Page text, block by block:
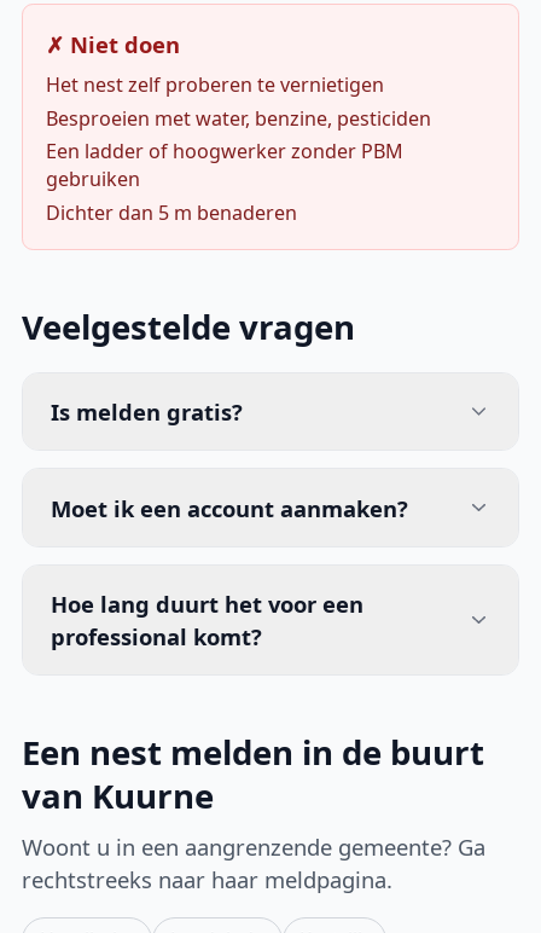
✗ Niet doen
Het nest zelf proberen te vernietigen
Besproeien met water, benzine, pesticiden
Een ladder of hoogwerker zonder PBM
gebruiken
Dichter dan 5 m benaderen
Veelgestelde vragen
Is melden gratis?
Moet ik een account aanmaken?
Hoe lang duurt het voor een
professional komt?
Een nest melden in de buurt
van Kuurne
Woont u in een aangrenzende gemeente? Ga
rechtstreeks naar haar meldpagina.